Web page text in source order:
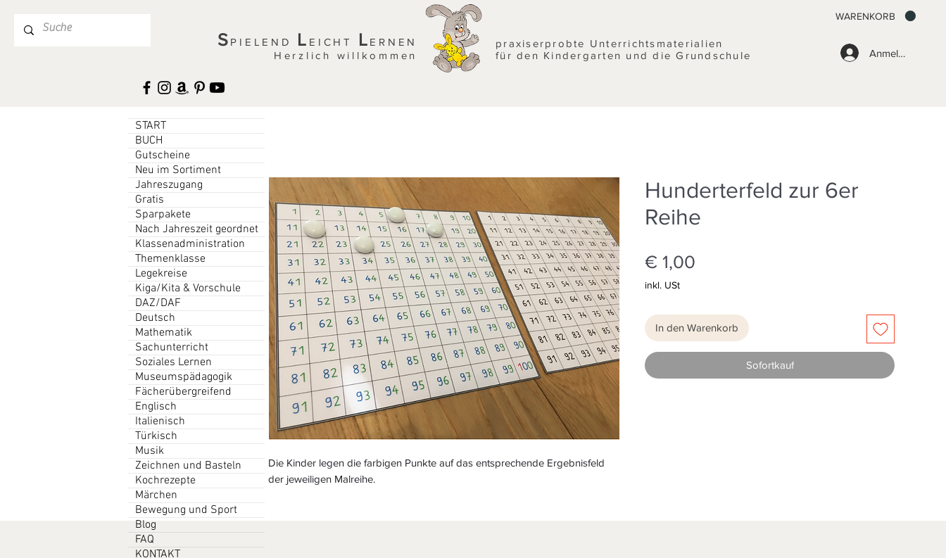
Anmelden
WARENKORB
S PIELEND L EICHT L ERNEN
Herzlich willkommen
praxiserprobte Unterrichtsmaterialien
für den Kindergarten und die Grundschule
Die Kinder legen die farbigen Punkte auf das entsprechende Ergebnisfeld
der jeweiligen Malreihe.
Hunderterfeld zur 6er
Reihe
€ 1,00
inkl. USt
In den Warenkorb
Sofortkauf
START
BUCH
Gutscheine
Neu im Sortiment
Jahreszugang
Gratis
Sparpakete
Nach Jahreszeit geordnet
Klassenadministration
Themenklasse
Legekreise
Kiga/Kita & Vorschule
DAZ/DAF
Deutsch
Mathematik
Sachunterricht
Soziales Lernen
Museumspädagogik
Fächerübergreifend
Englisch
Italienisch
Türkisch
Musik
Zeichnen und Basteln
Kochrezepte
Märchen
Bewegung und Sport
Blog
FAQ
KONTAKT